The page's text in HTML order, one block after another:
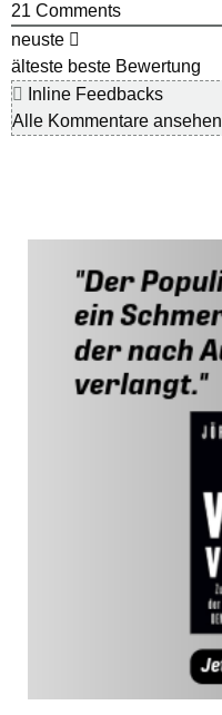
21 Comments
neuste
älteste beste Bewertung
Inline Feedbacks
Alle Kommentare ansehen